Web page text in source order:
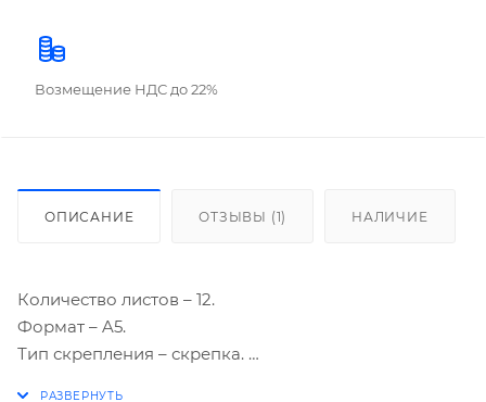
Возмещение НДС до 22%
ОПИСАНИЕ ОТЗЫВЫ (1) НАЛИЧИЕ
Количество листов – 12.
Формат – A5.
Тип скрепления – скрепка.